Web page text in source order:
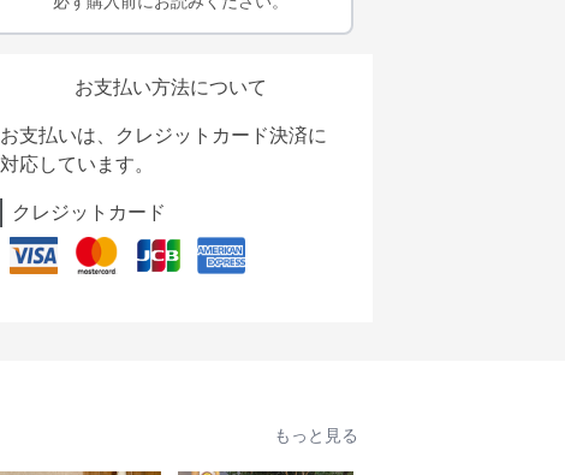
お支払い方法について
お支払いは、クレジットカード決済に
対応しています。
クレジットカード
もっと見る